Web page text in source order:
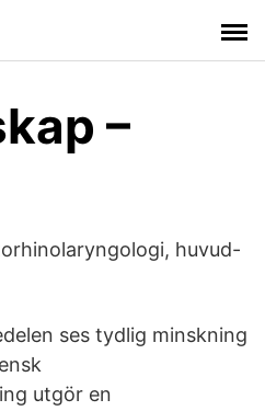
–
huvud-
ses tydlig minskning
utgör en